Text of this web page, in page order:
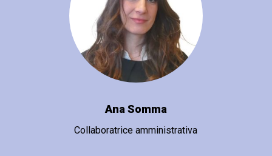
Ana Somma
Collaboratrice amministrativa